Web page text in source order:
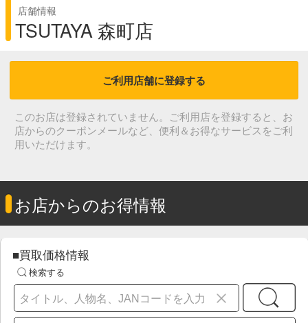
店舗情報
TSUTAYA 森町店
ご利用店舗に登録する
このお店は登録されていません。ご利用店
店からのクーポンメールなど、便利＆お得
用いただけます。